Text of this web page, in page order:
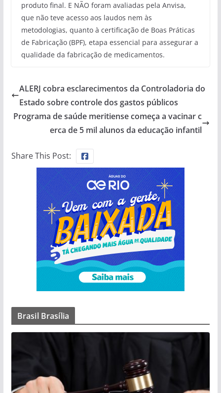
produto final. E NÃO foram avaliadas pela Anvisa,
que não teve acesso aos laudos nem às
metodologias, quanto à certificação de Boas Práticas
de Fabricação (BPF), etapa essencial para assegurar a
qualidade da fabricação de medicamentos.
ALERJ cobra esclarecimentos da Controladoria do
Estado sobre controle dos gastos públicos
Programa de saúde meritiense começa a vacinar c
erca de 5 mil alunos da educação infantil
Share This Post:
Brasil Brasília